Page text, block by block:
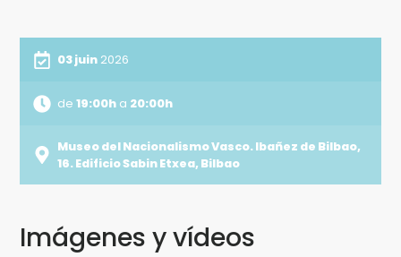
03 juin2026
de 19:00ha 20:00h
Museo del Nacionalismo Vasco. Ibañez de Bilbao,
16. Edificio Sabin Etxea, Bilbao
Imágenes y vídeos